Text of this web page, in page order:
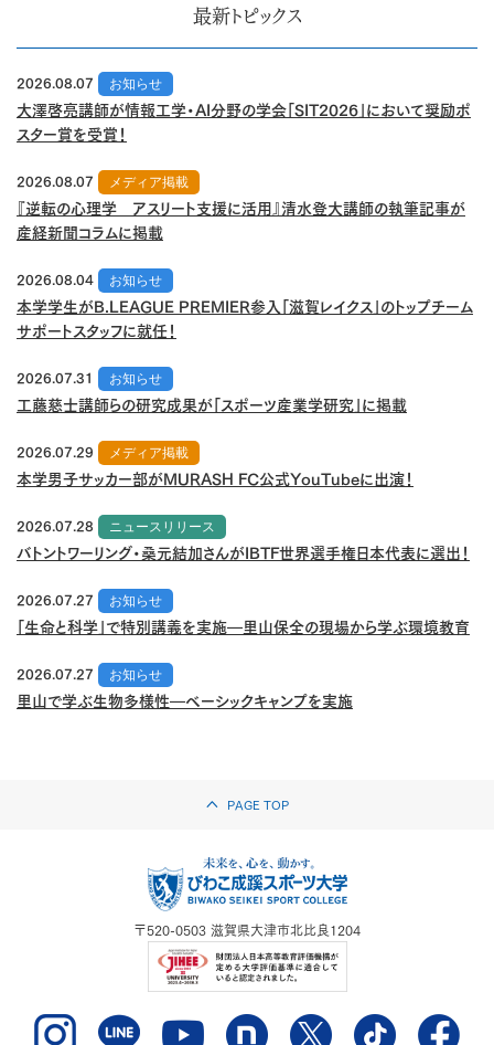
最新トピックス
2026.08.07
お知らせ
大澤啓亮講師が情報工学・AI分野の学会「SIT2026」において奨励ポ
スター賞を受賞！
2026.08.07
メディア掲載
『逆転の心理学 アスリート支援に活用』清水登大講師の執筆記事が
産経新聞コラムに掲載
2026.08.04
お知らせ
本学学生がB.LEAGUE PREMIER参入「滋賀レイクス」のトップチーム
サポートスタッフに就任！
2026.07.31
お知らせ
工藤慈士講師らの研究成果が「スポーツ産業学研究」に掲載
2026.07.29
メディア掲載
本学男子サッカー部がMURASH FC公式YouTubeに出演！
2026.07.28
ニュースリリース
バトントワーリング・桑元結加さんがIBTF世界選手権日本代表に選出！
2026.07.27
お知らせ
「生命と科学」で特別講義を実施―里山保全の現場から学ぶ環境教育
2026.07.27
お知らせ
里山で学ぶ生物多様性―ベーシックキャンプを実施
PAGE TOP
〒520-0503 滋賀県大津市北比良1204